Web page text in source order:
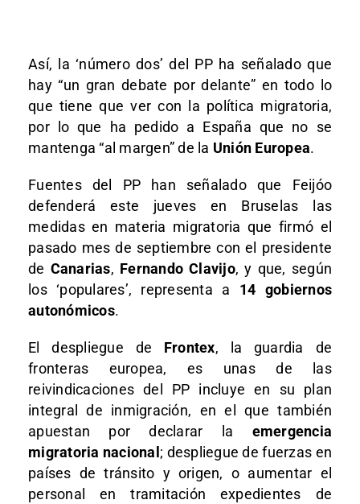
Así, la ‘número dos’ del PP ha señalado que
hay “un gran debate por delante” en todo lo
que tiene que ver con la política migratoria,
por lo que ha pedido a España que no se
mantenga “al margen” de la Unión Europea.
Fuentes del PP han señalado que Feijóo
defenderá este jueves en Bruselas las
medidas en materia migratoria que firmó el
pasado mes de septiembre con el presidente
de Canarias, Fernando Clavijo, y que, según
los ‘populares’, representa a 14 gobiernos
autonómicos.
El despliegue de Frontex, la guardia de
fronteras europea, es unas de las
reivindicaciones del PP incluye en su plan
integral de inmigración, en el que también
apuestan por declarar la emergencia
migratoria nacional ; despliegue de fuerzas en
países de tránsito y origen, o aumentar el
personal en tramitación expedientes de